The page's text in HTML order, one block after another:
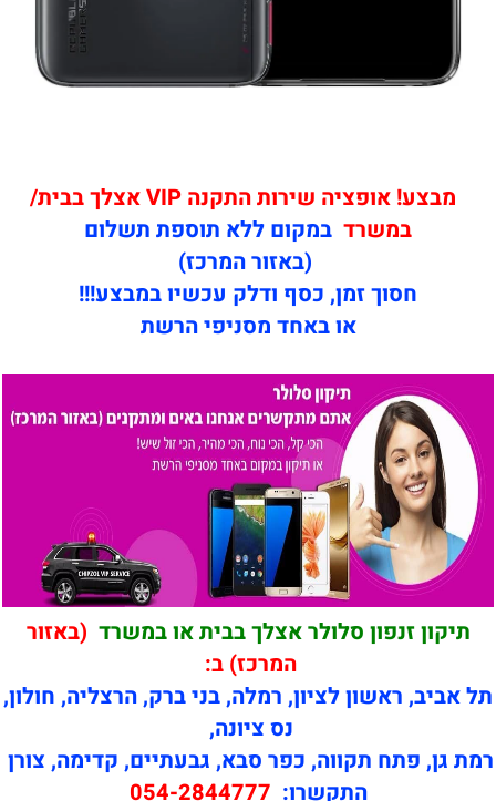
מבצע! אופציה שירות התקנה VIP אצלך בבית/
במשרד במקום ללא תוספת תשלום
(באזור המרכז)
חסוך זמן, כסף ודלק עכשיו במבצע!!!
או באחד מסניפי הרשת
תיקון זנפון סלולר אצלך בבית או במשרד (באזור
המרכז) ב:
תל אביב, ראשון לציון, רמלה, בני ברק, הרצליה, חולון,
נס ציונה,
רמת גן, פתח תקווה, כפר סבא, גבעתיים, קדימה, צורן
התקשרו: 054-2844777